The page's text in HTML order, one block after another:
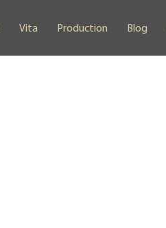
Vita Production Blog